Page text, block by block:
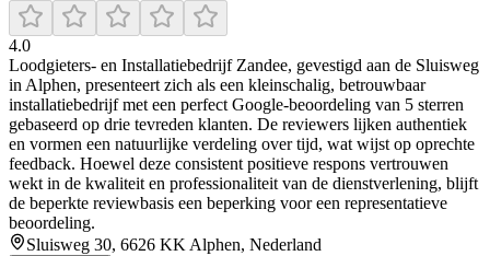
4.0
Loodgieters‑ en Installatiebedrijf Zandee, gevestigd aan de Sluisweg
in Alphen, presenteert zich als een kleinschalig, betrouwbaar
installatiebedrijf met een perfect Google‑beoordeling van 5 sterren
gebaseerd op drie tevreden klanten. De reviewers lijken authentiek
en vormen een natuurlijke verdeling over tijd, wat wijst op oprechte
feedback. Hoewel deze consistent positieve respons vertrouwen
wekt in de kwaliteit en professionaliteit van de dienstverlening, blijft
de beperkte reviewbasis een beperking voor een representatieve
beoordeling.
Sluisweg 30, 6626 KK Alphen, Nederland